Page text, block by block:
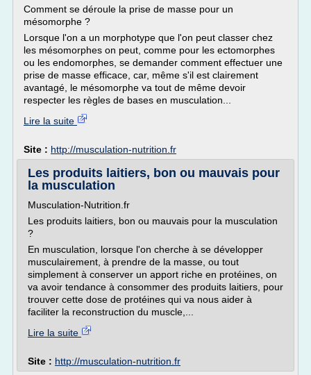
Comment se déroule la prise de masse pour un
mésomorphe ?
Lorsque l'on a un morphotype que l'on peut classer chez
les mésomorphes on peut, comme pour les ectomorphes
ou les endomorphes, se demander comment effectuer une
prise de masse efficace, car, même s'il est clairement
avantagé, le mésomorphe va tout de même devoir
respecter les règles de bases en musculation...
Lire la suite
Site : http://musculation-nutrition.fr
Les produits laitiers, bon ou mauvais pour
la musculation
Musculation-Nutrition.fr
Les produits laitiers, bon ou mauvais pour la musculation
?
En musculation, lorsque l'on cherche à se développer
musculairement, à prendre de la masse, ou tout
simplement à conserver un apport riche en protéines, on
va avoir tendance à consommer des produits laitiers, pour
trouver cette dose de protéines qui va nous aider à
faciliter la reconstruction du muscle,...
Lire la suite
Site : http://musculation-nutrition.fr